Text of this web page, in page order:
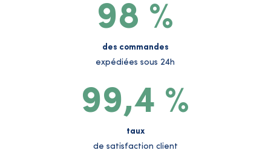
98 %
des commandes
expédiées sous 24h
99,4 %
taux
de satisfaction client